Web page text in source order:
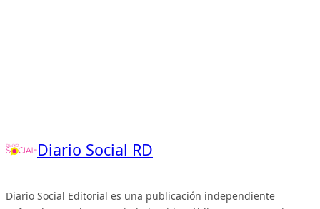
Diario Social RD
Diario Social Editorial es una publicación independiente